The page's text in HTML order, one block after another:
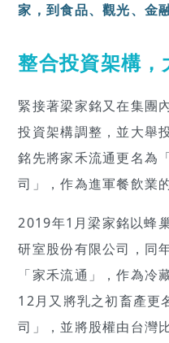
家，到食品、觀光、金
整合投資架構
緊接著梁家銘又在集團
投資架構調整，並大舉
銘先將家禾流通更名為
司」，作為進軍餐飲業
2019年1月梁家銘以蜂
研室股份有限公司，同
「家禾流通」，作為
12月又將乳之初畜產更
司」，並將股權由台灣